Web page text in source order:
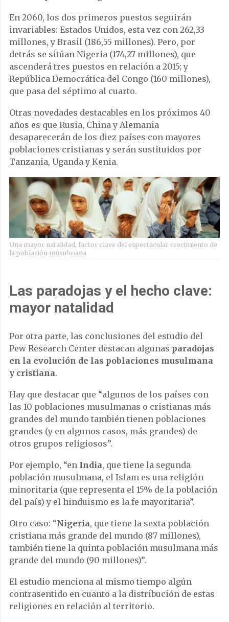
En 2060, los dos primeros puestos seguirán
invariables: Estados Unidos, esta vez con 262,33
millones, y Brasil (186,55 millones). Pero, por
detrás se sitúan Nigeria (174,27 millones), que
ascenderá tres puestos en relación a 2015; y
República Democrática del Congo (160 millones),
que pasa del séptimo al cuarto.
Otras novedades destacables en los próximos 40
años es que Rusia, China y Alemania
desaparecerán de los diez países con mayores
poblaciones cristianas y serán sustituidos por
Tanzania, Uganda y Kenia.
Una mayor natalidad, factor clave del espectacular crecimiento de
la población musulmana
Las paradojas y el hecho clave:
mayor natalidad
Por otra parte, las conclusiones del estudio del
Pew Research Center destacan algunas paradojas
en la evolución de las poblaciones musulmana
y cristiana.
Hay que destacar que “algunos de los países con
las 10 poblaciones musulmanas o cristianas más
grandes del mundo también tienen poblaciones
grandes (y en algunos casos, más grandes) de
otros grupos religiosos”.
Por ejemplo, “en India, que tiene la segunda
población musulmana, el Islam es una religión
minoritaria (que representa el 15% de la población
del país) y el hinduismo es la fe mayoritaria”.
Otro caso: “Nigeria, que tiene la sexta población
cristiana más grande del mundo (87 millones),
también tiene la quinta población musulmana más
grande del mundo (90 millones)”.
El estudio menciona al mismo tiempo algún
contrasentido en cuanto a la distribución de estas
religiones en relación al territorio.